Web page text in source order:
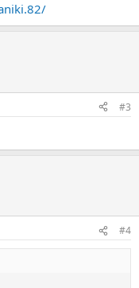
#3
#4